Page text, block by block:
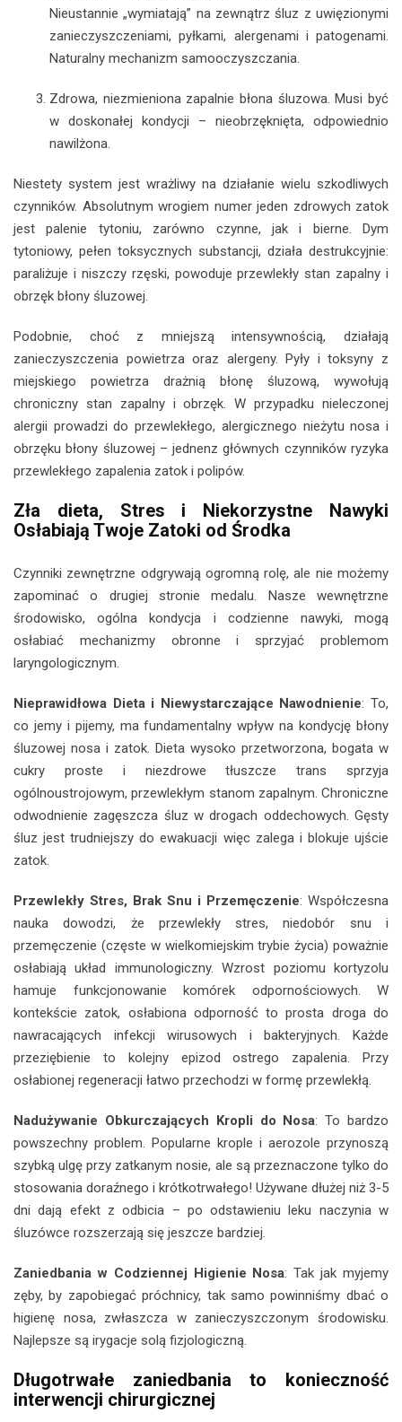
Nieustannie „wymiatają” na zewnątrz śluz z uwięzionymi
zanieczyszczeniami, pyłkami, alergenami i patogenami.
Naturalny mechanizm samooczyszczania.
Zdrowa, niezmieniona zapalnie błona śluzowa. Musi być
w doskonałej kondycji – nieobrzęknięta, odpowiednio
nawilżona.
Niestety system jest wrażliwy na działanie wielu szkodliwych
czynników. Absolutnym wrogiem numer jeden zdrowych zatok
jest palenie tytoniu, zarówno czynne, jak i bierne. Dym
tytoniowy, pełen toksycznych substancji, działa destrukcyjnie:
paraliżuje i niszczy rzęski, powoduje przewlekły stan zapalny i
obrzęk błony śluzowej.
Podobnie, choć z mniejszą intensywnością, działają
zanieczyszczenia powietrza oraz alergeny. Pyły i toksyny z
miejskiego powietrza drażnią błonę śluzową, wywołują
chroniczny stan zapalny i obrzęk. W przypadku nieleczonej
alergii prowadzi do przewlekłego, alergicznego nieżytu nosa i
obrzęku błony śluzowej – jednenz głównych czynników ryzyka
przewlekłego zapalenia zatok i polipów.
Zła dieta, Stres i Niekorzystne Nawyki
Osłabiają Twoje Zatoki od Środka
Czynniki zewnętrzne odgrywają ogromną rolę, ale nie możemy
zapominać o drugiej stronie medalu. Nasze wewnętrzne
środowisko, ogólna kondycja i codzienne nawyki, mogą
osłabiać mechanizmy obronne i sprzyjać problemom
laryngologicznym.
Nieprawidłowa Dieta i Niewystarczające Nawodnienie: To,
co jemy i pijemy, ma fundamentalny wpływ na kondycję błony
śluzowej nosa i zatok. Dieta wysoko przetworzona, bogata w
cukry proste i niezdrowe tłuszcze trans sprzyja
ogólnoustrojowym, przewlekłym stanom zapalnym. Chroniczne
odwodnienie zagęszcza śluz w drogach oddechowych. Gęsty
śluz jest trudniejszy do ewakuacji więc zalega i blokuje ujście
zatok.
Przewlekły Stres, Brak Snu i Przemęczenie: Współczesna
nauka dowodzi, że przewlekły stres, niedobór snu i
przemęczenie (częste w wielkomiejskim trybie życia) poważnie
osłabiają układ immunologiczny. Wzrost poziomu kortyzolu
hamuje funkcjonowanie komórek odpornościowych. W
kontekście zatok, osłabiona odporność to prosta droga do
nawracających infekcji wirusowych i bakteryjnych. Każde
przeziębienie to kolejny epizod ostrego zapalenia. Przy
osłabionej regeneracji łatwo przechodzi w formę przewlekłą.
Nadużywanie Obkurczających Kropli do Nosa: To bardzo
powszechny problem. Popularne krople i aerozole przynoszą
szybką ulgę przy zatkanym nosie, ale są przeznaczone tylko do
stosowania doraźnego i krótkotrwałego! Używane dłużej niż 3-5
dni dają efekt z odbicia – po odstawieniu leku naczynia w
śluzówce rozszerzają się jeszcze bardziej.
Zaniedbania w Codziennej Higienie Nosa: Tak jak myjemy
zęby, by zapobiegać próchnicy, tak samo powinniśmy dbać o
higienę nosa, zwłaszcza w zanieczyszczonym środowisku.
Najlepsze są irygacje solą fizjologiczną.
Długotrwałe zaniedbania to konieczność
interwencji chirurgicznej